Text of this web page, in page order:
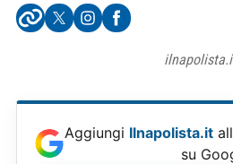
Aggiungi Ilnapolista.it
su